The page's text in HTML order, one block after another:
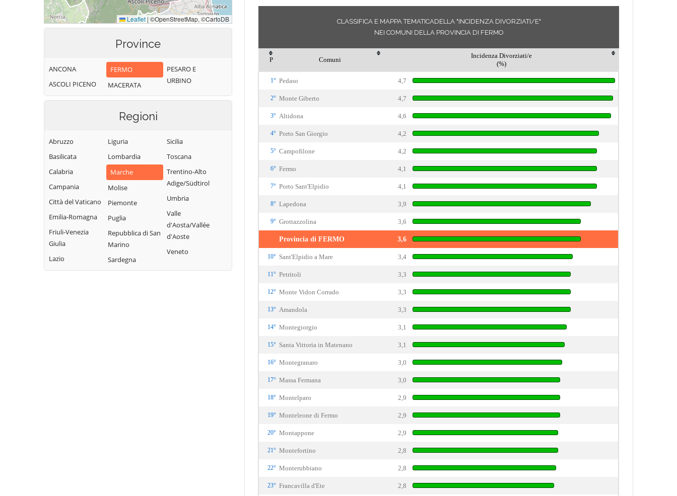
Province
ANCONA
ASCOLI PICENO
FERMO
MACERATA
PESARO E
URBINO
Regioni
Abruzzo
Basilicata
Calabria
Campania
Città del Vaticano
Emilia-Romagna
Friuli-Venezia
Giulia
Lazio
Liguria
Lombardia
Marche
Molise
Piemonte
Puglia
Repubblica di San
Marino
Sardegna
Sicilia
Toscana
Trentino-Alto
Adige/Südtirol
Umbria
Valle
d'Aosta/Vallée
d'Aoste
Veneto
CLASSIFICA E MAPPA TEMATICADELLA "INCIDENZA DIVORZIATI/E"
NEI COMUNI DELLA PROVINCIA DI FERMO
P Comuni
Incidenza Divorziati/e
(%)
1° Pedaso 4,7
2° Monte Giberto 4,7
3° Altidona 4,6
4° Porto San Giorgio 4,2
5° Campofilone 4,2
6° Fermo 4,1
7° Porto Sant'Elpidio 4,1
8° Lapedona 3,9
9° Grottazzolina 3,6
Provincia di FERMO 3,6
10° Sant'Elpidio a Mare 3,4
11° Petritoli 3,3
12° Monte Vidon Corrado 3,3
13° Amandola 3,3
14° Montegiorgio 3,1
15° Santa Vittoria in Matenano 3,1
16° Montegranaro 3,0
17° Massa Fermana 3,0
18° Montelparo 2,9
19° Monteleone di Fermo 2,9
20° Montappone 2,9
21° Montefortino 2,8
22° Monterubbiano 2,8
23° Francavilla d'Ete 2,8